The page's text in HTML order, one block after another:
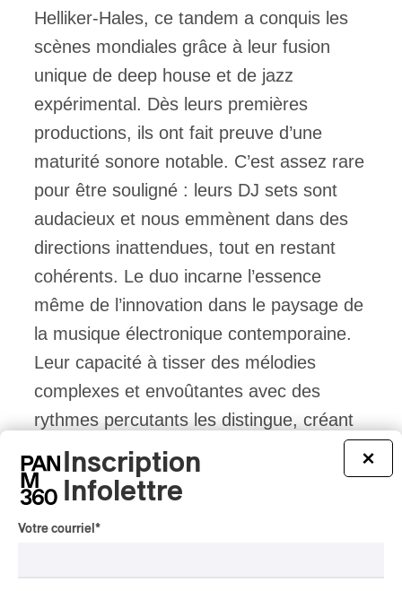
Helliker-Hales, ce tandem a conquis les
scènes mondiales grâce à leur fusion
unique de deep house et de jazz
expérimental. Dès leurs premières
productions, ils ont fait preuve d’une
maturité sonore notable. C’est assez rare
pour être souligné : leurs DJ sets sont
audacieux et nous emmènent dans des
directions inattendues, tout en restant
cohérents. Le duo incarne l’essence
même de l’innovation dans le paysage de
la musique électronique contemporaine.
Leur capacité à tisser des mélodies
complexes et envoûtantes avec des
rythmes percutants les distingue, créant
ainsi une signature sonore
reconnaissable entre mille. Avec Chaos In
The CBD, chaque set est une expérience
qui révèle une profondeur musicale rare.
×
Inscription
Infolettre
Votre courriel *